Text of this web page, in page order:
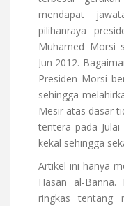
mendapat
pilihanraya
Muhamed Morsi
Jun 2012.
Presiden Morsi
sehingga
Mesir atas dasar
tentera pada
kekal sehingga
Artikel ini hanya
Hasan al-Banna.
ringkas tentang